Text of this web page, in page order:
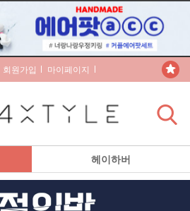
회원가입 마이페이지
헤이하버